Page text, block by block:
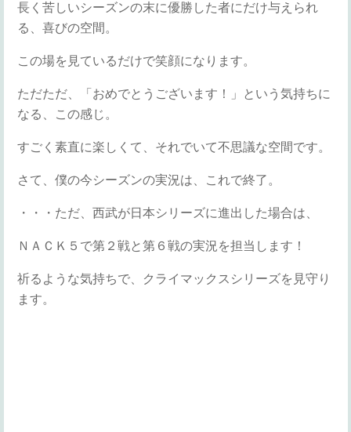
長く苦しいシーズンの末に優勝した者にだけ与えられ
る、喜びの空間。
この場を見ているだけで笑顔になります。
ただただ、「おめでとうございます！」という気持ちに
なる、この感じ。
すごく素直に楽しくて、それでいて不思議な空間です。
さて、僕の今シーズンの実況は、これで終了。
・・・ただ、西武が日本シリーズに進出した場合は、
ＮＡＣＫ５で第２戦と第６戦の実況を担当します！
祈るような気持ちで、クライマックスシリーズを見守り
ます。